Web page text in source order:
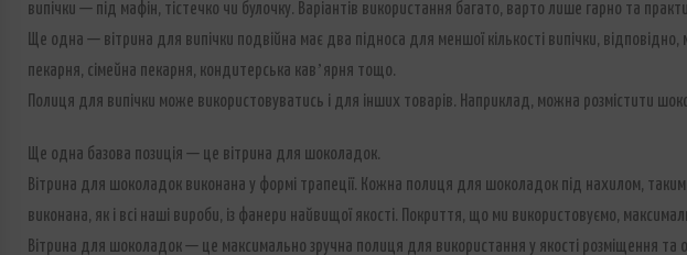
випічки — під мафін, тістечко чи булочку. Варіантів використання багато, варто лише гарно та
Ще одна — вітрина для випічки подвійна має два підноса для меншої кількості випічки,
пекарня, сімейна пекарня, кондитерська кавʼярня тощо.
Полиця для випічки може використовуватись і для інших товарів. Наприклад, можна розмістити
Ще одна базова позиція — це вітрина для шоколадок.
Вітрина для шоколадок виконана у формі трапеції. Кожна полиця для шоколадок під нахилом,
виконана, як і всі наші вироби, із фанери найвищої якості. Покриття, що ми використовуємо,
Вітрина для шоколадок — це максимально зручна полиця для використання у якості розміщення